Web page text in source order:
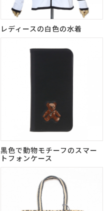
レディースの白色の水着
黒色で動物モチーフのスマー
トフォンケース